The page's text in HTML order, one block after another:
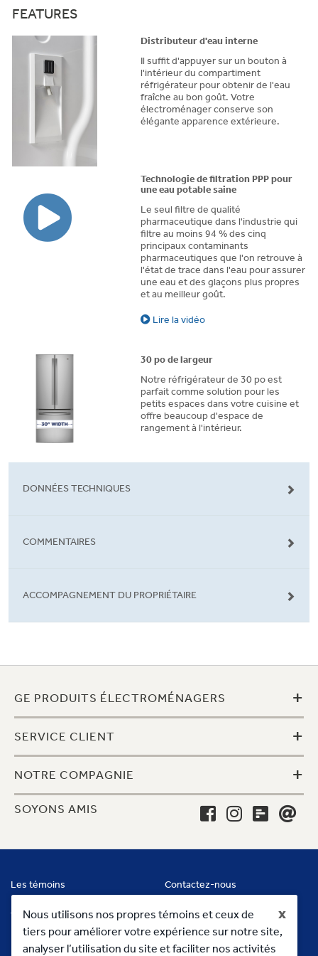
x
Nous utilisons nos propres témoins et ceux de
tiers pour améliorer votre expérience sur notre site,
analyser l’utilisation du site et faciliter nos activités
FEATURES
Distributeur d'eau interne
Il suffit d'appuyer sur un bouton à
l'intérieur du compartiment
réfrigérateur pour obtenir de l'eau
fraîche au bon goût. Votre
électroménager conserve son
élégante apparence extérieure.
Technologie de filtration PPP pour
une eau potable saine
Le seul filtre de qualité
pharmaceutique dans l'industrie qui
filtre au moins 94 % des cinq
principaux contaminants
pharmaceutiques que l'on retrouve à
l'état de trace dans l'eau pour assurer
une eau et des glaçons plus propres
et au meilleur goût.
Lire la vidéo
30 po de largeur
Notre réfrigérateur de 30 po est
parfait comme solution pour les
petits espaces dans votre cuisine et
offre beaucoup d'espace de
rangement à l'intérieur.
DONNÉES TECHNIQUES
COMMENTAIRES
ACCOMPAGNEMENT DU PROPRIÉTAIRE
GE PRODUITS ÉLECTROMÉNAGERS +
SERVICE CLIENT +
NOTRE COMPAGNIE +
SOYONS AMIS
Les témoins Contactez-nous
Conditions